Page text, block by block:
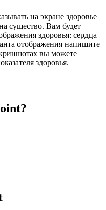
на экране здоровье
существо. Вам будет
здоровья: сердца
отображения напишите
вы можете
здоровья.